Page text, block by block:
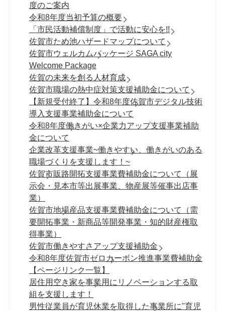
度のご案内
令和8年度当初予算の概要
「市民活動補償制度」で活動に安心を!!
佐賀市ため池ハザードマップについて
佐賀市ウェルカムパッケージ SAGA city
Welcome Package
佐賀の未来を創る人材育成
佐賀市職場の熱中症対策支援補助金について
【新規受付終了】令和8年度佐賀市デジタル技術
導入支援事業補助金について
令和8年度働きがい×企業力アップ支援事業補助
金について
企業改革支援事業~働きやすい、働きがいのある
職場づくりを支援します！~
佐賀市販路開拓支援事業費補助金について（展
示会・見本市等出展事業、物産展等催事出店事
業）
佐賀市地場産品支援事業費補助金について（需
要開拓事業・新商品等開発事業・知的財産権取
得事業）
佐賀市働きやすさアップ支援補助金
令和8年度佐賀市ゼロカーボン推進事業費補助金
【ページリンク一覧】
居住用空き家を事業用にリノベーションする取
組を支援します！
男性従業員が育児休業を取得した事業所に"育児